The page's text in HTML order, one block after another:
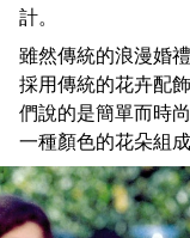
計。
雖然傳統的浪漫婚
採用傳統的花卉配
們說的是簡單而時
一種顏色的花朵組